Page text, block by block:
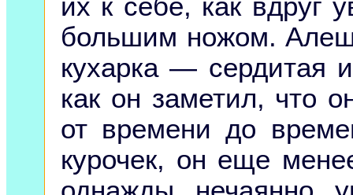
их к себе, как вдруг
большим ножом.
кухарка — сердитая
как он заметил, что
от времени до
курочек, он еще